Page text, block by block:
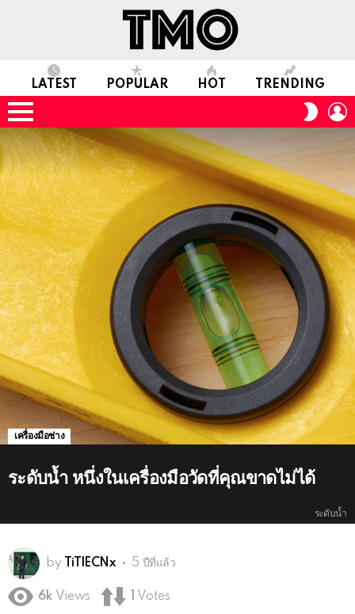
LATEST POPULAR HOT TRENDING
Menu
SKIN
เครื่องมือช่าง
ระดับน้ำ หนึ่งในเครื่องมือวัดที่คุณขาดไม่ได้
ระดับน้ำ
by TiTlECNx 5 ปีที่แล้ว
6k Views Votes